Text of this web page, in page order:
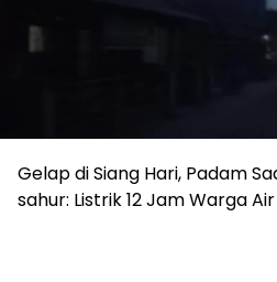
Gelap di Siang Hari, Padam
sahur: Listrik 12 Jam Warga